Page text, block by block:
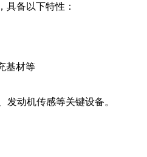
具备以下特性：
基材等
动机传感等关键设备。